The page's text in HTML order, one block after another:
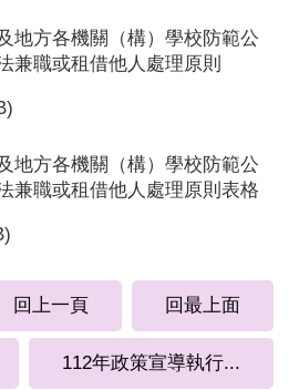
地方各機關（構）學校防範公
兼職或租借他人處理原則
地方各機關（構）學校防範公
兼職或租借他人處理原則表格
回上一頁 回最上面
112年政策宣導執行...